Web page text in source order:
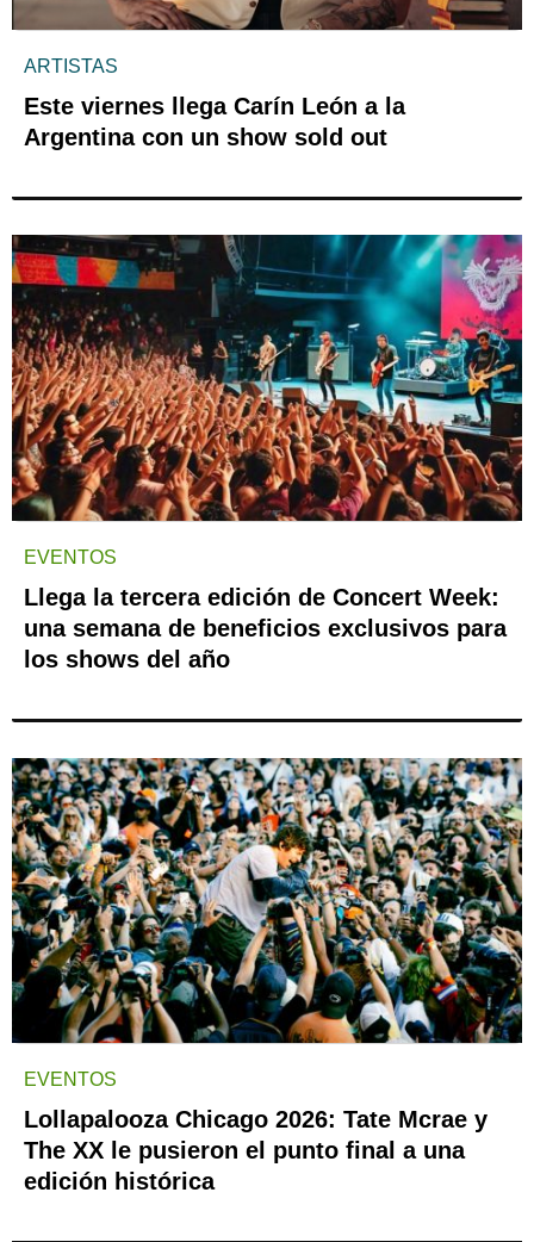
ARTISTAS
Este viernes llega Carín León a la
Argentina con un show sold out
EVENTOS
Llega la tercera edición de Concert Week:
una semana de beneficios exclusivos para
los shows del año
EVENTOS
Lollapalooza Chicago 2026: Tate Mcrae y
The XX le pusieron el punto final a una
edición histórica